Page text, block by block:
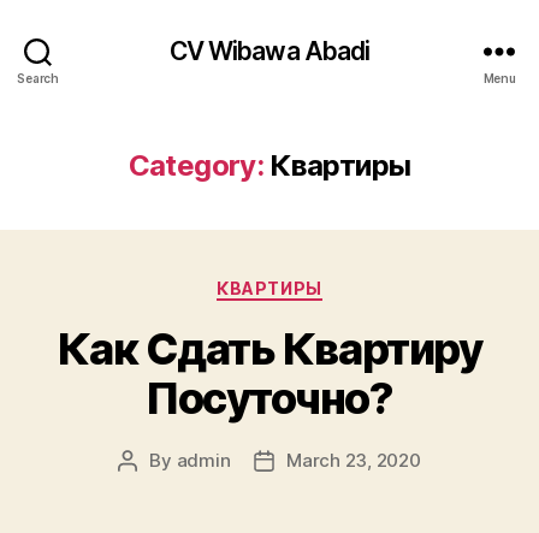
Search
CV Wibawa Abadi
Menu
Category: Квартиры
Categories
КВАРТИРЫ
Как Сдать Квартиру
Посуточно?
Post
By admin
PostMarch 23, 2020